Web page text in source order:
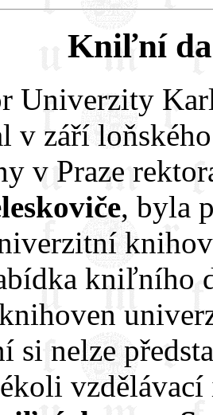
Kniľní
Univerzity
v září
v Praze
, byla
kniľního
si nelze